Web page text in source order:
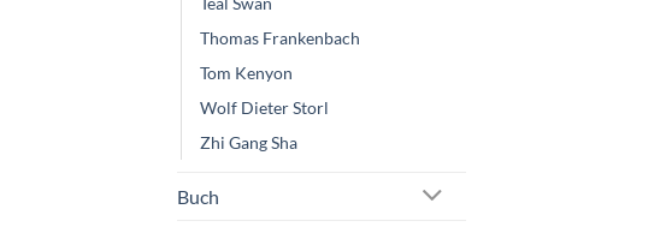
Thomas Frankenbach
Tom Kenyon
Wolf Dieter Storl
Zhi Gang Sha
Buch